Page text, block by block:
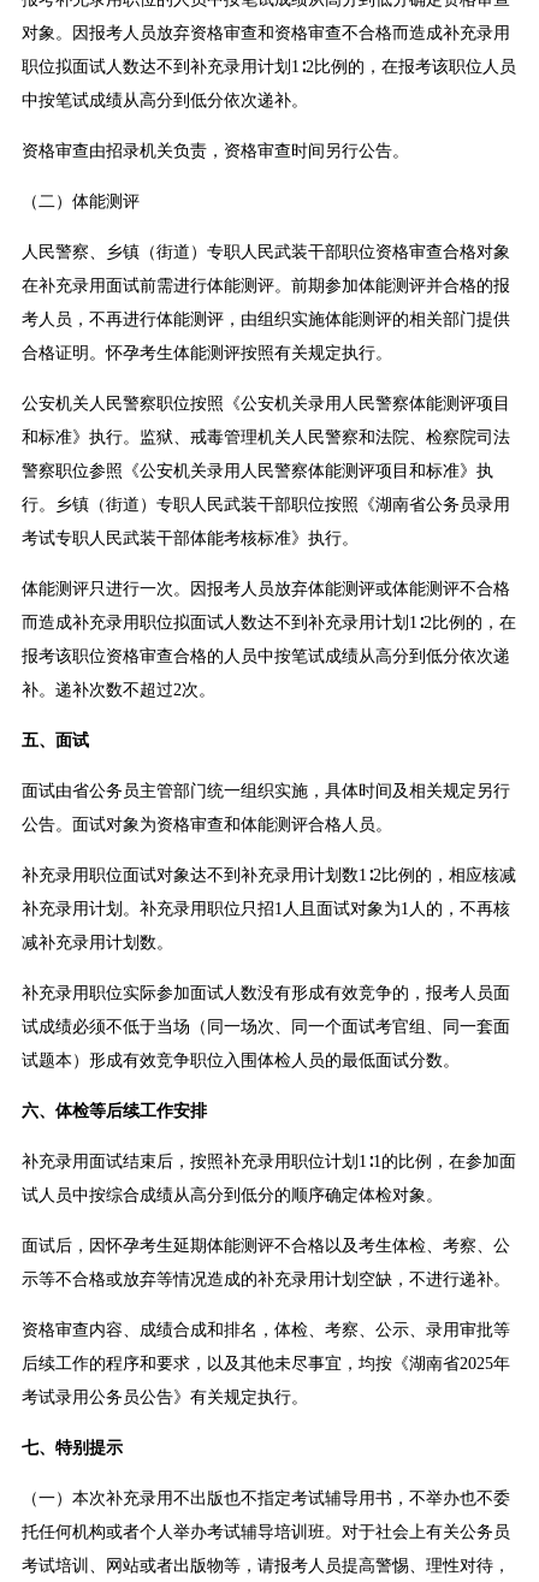
对象。因报考人员放弃资格审查和资格审查不合格而造成补充录用
职位拟面试人数达不到补充录用计划1∶2比例的，在报考该职位人员
中按笔试成绩从高分到低分依次递补。
资格审查由招录机关负责，资格审查时间另行公告。
（二）体能测评
人民警察、乡镇（街道）专职人民武装干部职位资格审查合格对象
在补充录用面试前需进行体能测评。前期参加体能测评并合格的报
考人员，不再进行体能测评，由组织实施体能测评的相关部门提供
合格证明。怀孕考生体能测评按照有关规定执行。
公安机关人民警察职位按照《公安机关录用人民警察体能测评项目
和标准》执行。监狱、戒毒管理机关人民警察和法院、检察院司法
警察职位参照《公安机关录用人民警察体能测评项目和标准》执
行。乡镇（街道）专职人民武装干部职位按照《湖南省公务员录用
考试专职人民武装干部体能考核标准》执行。
体能测评只进行一次。因报考人员放弃体能测评或体能测评不合格
而造成补充录用职位拟面试人数达不到补充录用计划1∶2比例的，在
报考该职位资格审查合格的人员中按笔试成绩从高分到低分依次递
补。递补次数不超过2次。
五、面试
面试由省公务员主管部门统一组织实施，具体时间及相关规定另行
公告。面试对象为资格审查和体能测评合格人员。
补充录用职位面试对象达不到补充录用计划数1∶2比例的，相应核减
补充录用计划。补充录用职位只招1人且面试对象为1人的，不再核
减补充录用计划数。
补充录用职位实际参加面试人数没有形成有效竞争的，报考人员面
试成绩必须不低于当场（同一场次、同一个面试考官组、同一套面
试题本）形成有效竞争职位入围体检人员的最低面试分数。
六、体检等后续工作安排
补充录用面试结束后，按照补充录用职位计划1∶1的比例，在参加面
试人员中按综合成绩从高分到低分的顺序确定体检对象。
面试后，因怀孕考生延期体能测评不合格以及考生体检、考察、公
示等不合格或放弃等情况造成的补充录用计划空缺，不进行递补。
资格审查内容、成绩合成和排名，体检、考察、公示、录用审批等
后续工作的程序和要求，以及其他未尽事宜，均按《湖南省2025年
考试录用公务员公告》有关规定执行。
七、特别提示
（一）本次补充录用不出版也不指定考试辅导用书，不举办也不委
托任何机构或者个人举办考试辅导培训班。对于社会上有关公务员
考试培训、网站或者出版物等，请报考人员提高警惕、理性对待，